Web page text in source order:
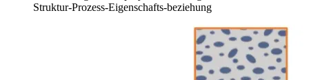
Struktur-Prozess-Eigenschafts-beziehung